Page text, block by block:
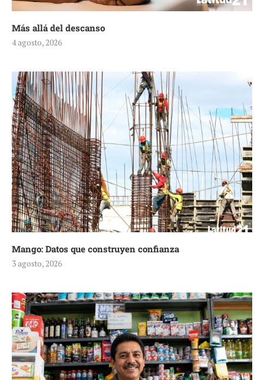
Más allá del descanso
4 agosto, 2026
Mango: Datos que construyen confianza
3 agosto, 2026